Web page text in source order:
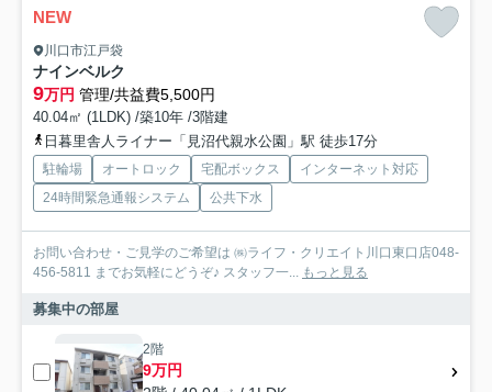
NEW
川口市江戸袋
ナインベルク
9万円 管理/共益費5,500円
40.04㎡ (1LDK) /築10年 /3階建
日暮里舎人ライナー「見沼代親水公園」駅 徒歩17分
駐輪場 オートロック 宅配ボックス
インターネット対応
24時間緊急通報システム
公共下水
お問い合わせ・ご見学のご希望は ㈱ライフ・クリエイト川口東口店048-
456-5811 までお気軽にどうぞ♪ スタッフ一... もっと見る
募集中の部屋
2階
9万円